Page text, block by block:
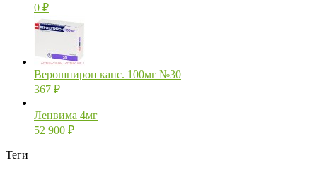
0 ₽
Верошпирон капс. 100мг №30
367 ₽
Ленвима 4мг
52 900 ₽
Теги